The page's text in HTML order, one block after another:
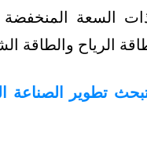
السعة المنخفضة
الرياح والطاقة
تبحث تطوير الصناعة